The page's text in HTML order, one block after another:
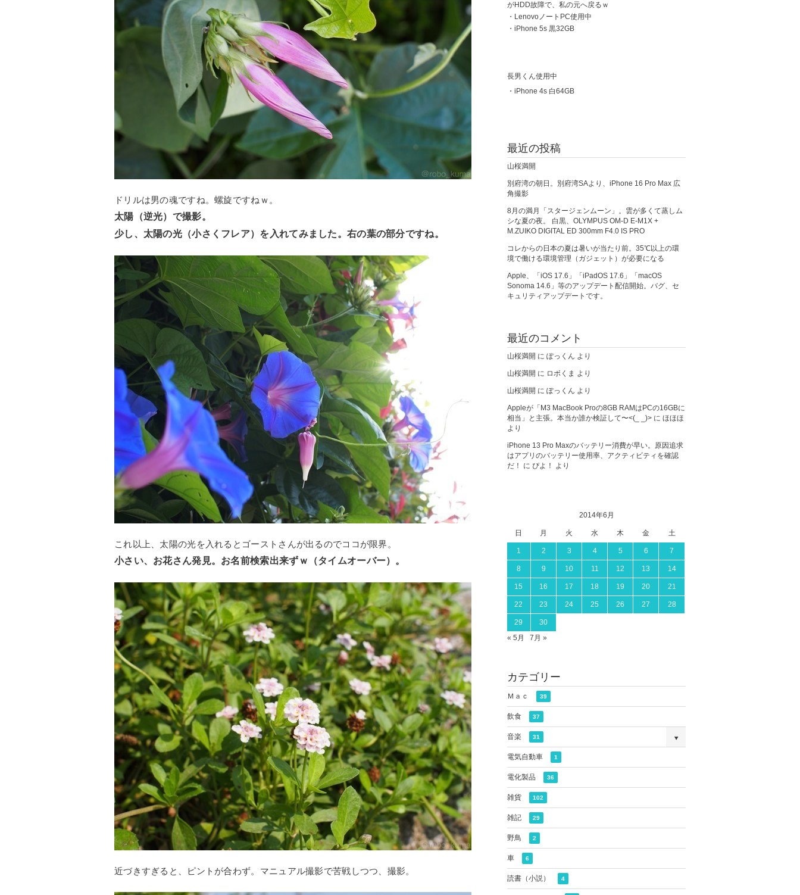
ドリルは男の魂ですね。螺旋ですねｗ。
太陽（逆光）で撮影。
少し、太陽の光（小さくフレア）を入れてみました。右の葉の部分ですね。
これ以上、太陽の光を入れるとゴーストさんが出るのでココが限界。
小さい、お花さん発見。お名前検索出来ずｗ（タイムオーバー）。
近づきすぎると、ピントが合わず。マニュアル撮影で苦戦しつつ、撮影。
がHDD故障で、私の元へ戻るｗ
・LenovoノートPC使用中
・iPhone 5s 黒32GB
長男くん使用中
・iPhone 4s 白64GB
最近の投稿
山桜満開
別府湾の朝日。別府湾SAより、iPhone 16 Pro Max 広
角撮影
8月の満月「スタージェンムーン」。雲が多くて蒸しム
シな夏の夜。 白黒、OLYMPUS OM-D E-M1X +
M.ZUIKO DIGITAL ED 300mm F4.0 IS PRO
コレからの日本の夏は暑いが当たり前。35℃以上の環
境で働ける環境管理（ガジェット）が必要になる
Apple、「iOS 17.6」「iPadOS 17.6」「macOS
Sonoma 14.6」等のアップデート配信開始。バグ、セ
キュリティアップデートです。
最近のコメント
山桜満開 に ぽっくん より
山桜満開 に ロボくま より
山桜満開 に ぽっくん より
Appleが「M3 MacBook Proの8GB RAMはPCの16GBに
相当」と主張。本当か誰か検証して〜<(_ _)> に ほほほ
より
iPhone 13 Pro Maxのバッテリー消費が早い。原因追求
はアプリのバッテリー使用率、アクティビティを確認
だ！
に ぴよ！ より
2014年6月
日 月 火 水 木 金 土
1 2 3 4 5 6 7
8 9 10 11 12 13 14
15 16 17 18 19 20 21
22 23 24 25 26 27 28
29
30
« 5月
7月 »
カテゴリー
Ｍａｃ 39
飲食 37
音楽 31
電気自動車 1
電化製品 36
雑貨 102
雑記 29
野鳥 2
車 6
読書（小説） 4